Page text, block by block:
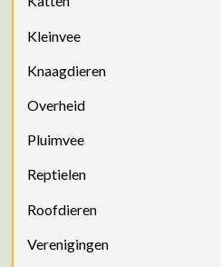
Kleinvee
Knaagdieren
Overheid
Pluimvee
Reptielen
Roofdieren
Verenigingen